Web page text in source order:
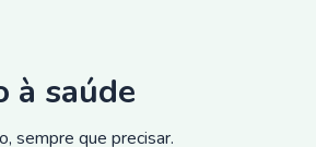
à saúde
sempre que precisar.